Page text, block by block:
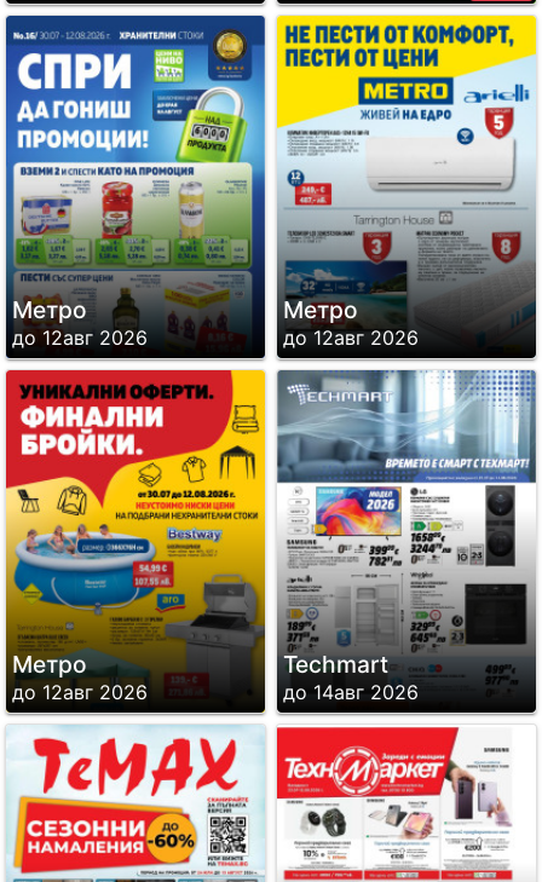
Метро
до 12авг 2026
Метро
до 12авг 2026
Метро
до 12авг 2026
Techmart
до 14авг 2026